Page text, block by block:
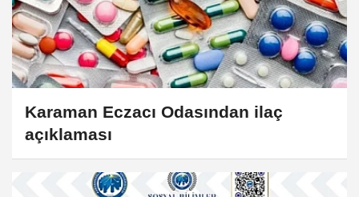
Karaman Eczacı Odasından ilaç
açıklaması